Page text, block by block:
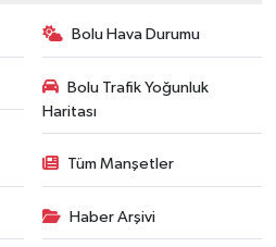
Bolu Hava Durumu
Bolu Trafik Yoğunluk
Haritası
Tüm Manşetler
Haber Arşivi